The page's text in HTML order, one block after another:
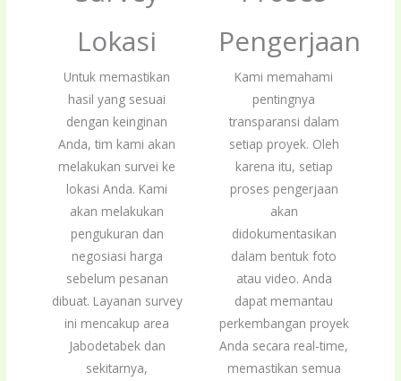
Lokasi
Untuk memastikan
hasil yang sesuai
dengan keinginan
Anda, tim kami akan
melakukan survei ke
lokasi Anda. Kami
akan melakukan
pengukuran dan
negosiasi harga
sebelum pesanan
dibuat. Layanan survey
ini mencakup area
Jabodetabek dan
sekitarnya,
Pengerjaan
Kami memahami
pentingnya
transparansi dalam
setiap proyek. Oleh
karena itu, setiap
proses pengerjaan
akan
didokumentasikan
dalam bentuk foto
atau video. Anda
dapat memantau
perkembangan proyek
Anda secara real-time,
memastikan semua